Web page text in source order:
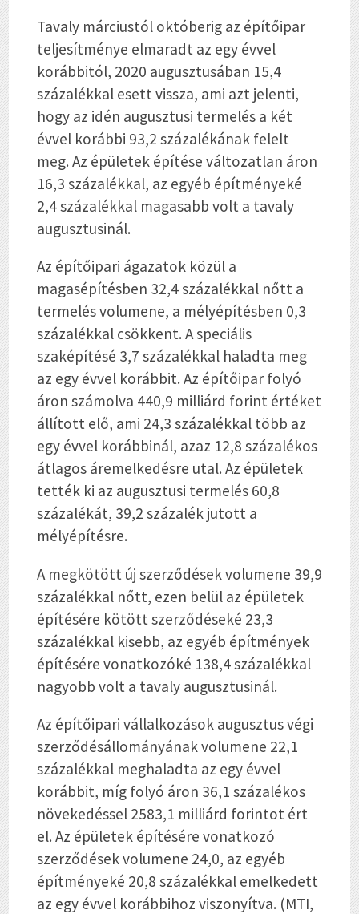
Tavaly márciustól októberig az építőipar
teljesítménye elmaradt az egy évvel
korábbitól, 2020 augusztusában 15,4
százalékkal esett vissza, ami azt jelenti,
hogy az idén augusztusi termelés a két
évvel korábbi 93,2 százalékának felelt
meg. Az épületek építése változatlan áron
16,3 százalékkal, az egyéb építményeké
2,4 százalékkal magasabb volt a tavaly
augusztusinál.
Az építőipari ágazatok közül a
magasépítésben 32,4 százalékkal nőtt a
termelés volumene, a mélyépítésben 0,3
százalékkal csökkent. A speciális
szaképítésé 3,7 százalékkal haladta meg
az egy évvel korábbit. Az építőipar folyó
áron számolva 440,9 milliárd forint értéket
állított elő, ami 24,3 százalékkal több az
egy évvel korábbinál, azaz 12,8 százalékos
átlagos áremelkedésre utal. Az épületek
tették ki az augusztusi termelés 60,8
százalékát, 39,2 százalék jutott a
mélyépítésre.
A megkötött új szerződések volumene 39,9
százalékkal nőtt, ezen belül az épületek
építésére kötött szerződéseké 23,3
százalékkal kisebb, az egyéb építmények
építésére vonatkozóké 138,4 százalékkal
nagyobb volt a tavaly augusztusinál.
Az építőipari vállalkozások augusztus végi
szerződésállományának volumene 22,1
százalékkal meghaladta az egy évvel
korábbit, míg folyó áron 36,1 százalékos
növekedéssel 2583,1 milliárd forintot ért
el. Az épületek építésére vonatkozó
szerződések volumene 24,0, az egyéb
építményeké 20,8 százalékkal emelkedett
az egy évvel korábbihoz viszonyítva. (MTI,